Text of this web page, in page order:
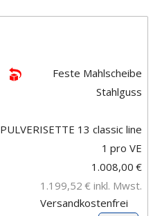
Feste Mahlscheibe
Stahlguss
PULVERISETTE 13 classic line
1 pro VE
1.008,00 €
1.199,52 € inkl. Mwst.
Versandkostenfrei